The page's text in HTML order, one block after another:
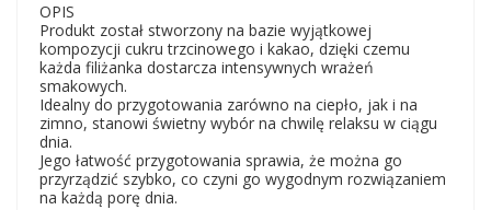
OPIS
Produkt został stworzony na bazie wyjątkowej
kompozycji cukru trzcinowego i kakao, dzięki czemu
każda filiżanka dostarcza intensywnych wrażeń
smakowych.
Idealny do przygotowania zarówno na ciepło, jak i na
zimno, stanowi świetny wybór na chwilę relaksu w ciągu
dnia.
Jego łatwość przygotowania sprawia, że można go
przyrządzić szybko, co czyni go wygodnym rozwiązaniem
na każdą porę dnia.